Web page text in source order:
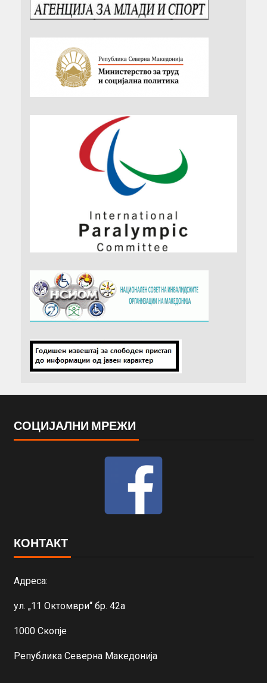
СОЦИЈАЛНИ МРЕЖИ
КОНТАКТ
Адреса:
ул. „11 Октомври“ бр. 42а
1000 Скопје
Република Северна Македонија